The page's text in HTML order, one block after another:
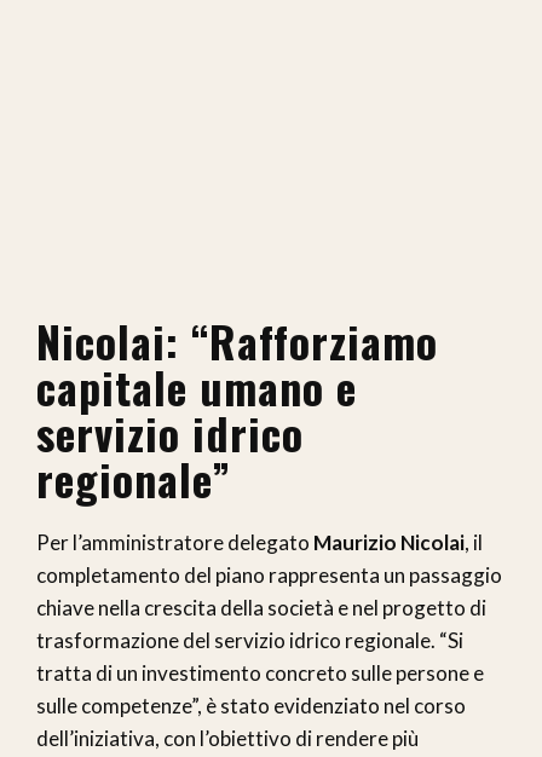
Nicolai: “Rafforziamo
capitale umano e
servizio idrico
regionale”
Per l’amministratore delegato Maurizio Nicolai, il
completamento del piano rappresenta un passaggio
chiave nella crescita della società e nel progetto di
trasformazione del servizio idrico regionale. “Si
tratta di un investimento concreto sulle persone e
sulle competenze”, è stato evidenziato nel corso
dell’iniziativa, con l’obiettivo di rendere più